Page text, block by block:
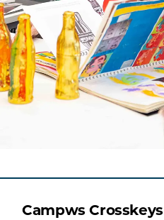
Campws Crosskeys